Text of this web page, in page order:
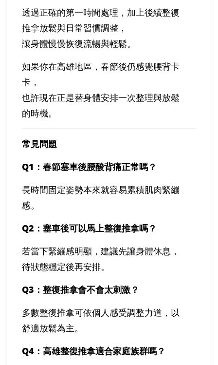
透過正確的第一時間處理，加上後續整復
推拿放鬆與日常習慣調整，
讓身體慢慢恢復流暢與輕鬆。
如果你在高雄地區，春節後仍感覺腰背卡
卡，
也許現在正是替身體安排一次整理與放鬆
的時機。
常見問題
Q1 ：春節塞車後腰酸背痛正常嗎？
長時間固定姿勢本來就容易累積肌肉緊繃
感。
Q2 ：塞車後可以馬上整復推拿嗎？
若當下緊繃感明顯，建議先讓身體休息，
待狀態穩定後再安排。
Q3 ：整復推拿會不會太刺激？
多數整復推拿可依個人感受調整力道，以
舒適放鬆為主。
Q4 ：高雄整復推拿適合家庭族群嗎？